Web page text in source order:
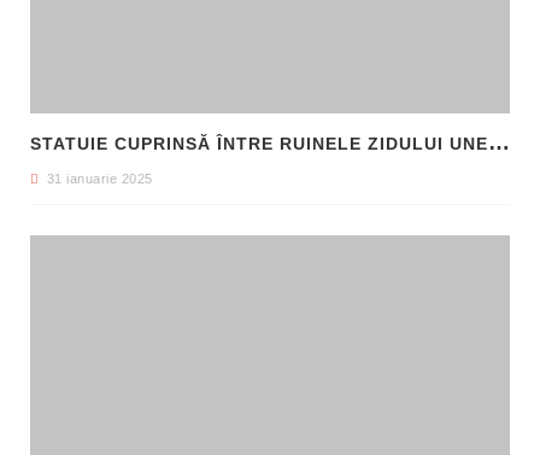
S
TATUIE CUPRINSĂ ÎNTRE RUINELE ZIDULUI UNEI CLĂDIRI, DESCOPERITĂ LA FILIPI
31 ianuarie 2025